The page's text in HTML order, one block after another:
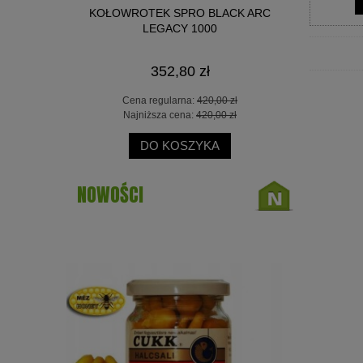
KOŁOWROTEK SPRO BLACK ARC
LEGACY 1000
352,80 zł
Cena regularna: 420,00 zł
Najniższa cena: 420,00 zł
DO KOSZYKA
WĘDKA
NOWOŚCI